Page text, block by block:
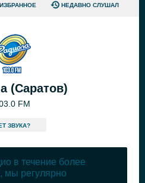
ИЗБРАННОЕ НЕДАВНО СЛУШАЛ
(Саратов)
FM
ЗВУКА?
в течение более
мы регулярно